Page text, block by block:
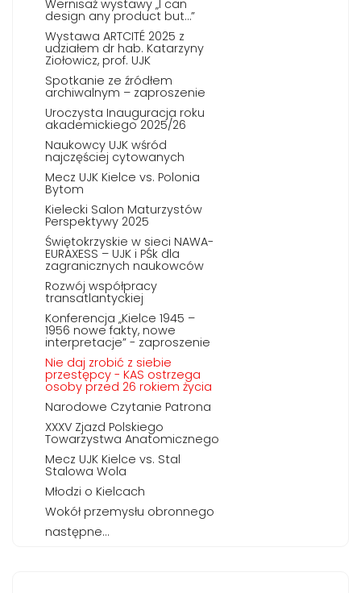
Wernisaż wystawy „I can
design any product but…”
Wystawa ARTCITÉ 2025 z
udziałem dr hab. Katarzyny
Ziołowicz, prof. UJK
Spotkanie ze źródłem
archiwalnym – zaproszenie
Uroczysta Inauguracja roku
akademickiego 2025/26
Naukowcy UJK wśród
najczęściej cytowanych
Mecz UJK Kielce vs. Polonia
Bytom
Kielecki Salon Maturzystów
Perspektywy 2025
Świętokrzyskie w sieci NAWA-
EURAXESS – UJK i PŚk dla
zagranicznych naukowców
Rozwój współpracy
transatlantyckiej
Konferencja „Kielce 1945 –
1956 nowe fakty, nowe
interpretacje” - zaproszenie
Nie daj zrobić z siebie
przestępcy - KAS ostrzega
osoby przed 26 rokiem życia
Narodowe Czytanie Patrona
XXXV Zjazd Polskiego
Towarzystwa Anatomicznego
Mecz UJK Kielce vs. Stal
Stalowa Wola
Młodzi o Kielcach
Wokół przemysłu obronnego
następne...